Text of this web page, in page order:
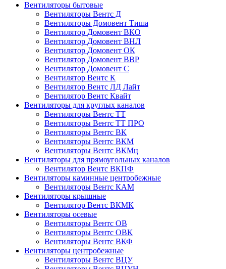
Вентиляторы бытовые
Вентиляторы Вентс Д
Вентиляторы Домовент Тиша
Вентилятор Домовент ВКО
Вентилятор Домовент ВНЛ
Вентилятор Домовент ОК
Вентилятор Домовент ВВР
Вентилятор Домовент С
Вентилятор Вентс К
Вентилятор Вентс ЛД Лайт
Вентилятор Вентс Квайт
Вентиляторы для круглых каналов
Вентиляторы Вентс ТТ
Вентиляторы Вентс ТТ ПРО
Вентиляторы Вентс ВК
Вентиляторы Вентс ВКМ
Вентиляторы Вентс ВКМц
Вентиляторы для прямоугольных каналов
Вентилятор Вентс ВКПФ
Вентиляторы каминные центробежные
Вентиляторы Вентс КАМ
Вентиляторы крышные
Вентилятор Вентс ВКМК
Вентиляторы осевые
Вентиляторы Вентс ОВ
Вентиляторы Вентс ОВК
Вентиляторы Вентс ВКФ
Вентиляторы центробежные
Вентиляторы Вентс ВЦУ